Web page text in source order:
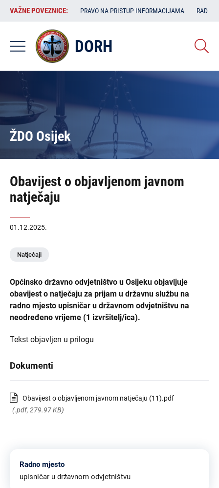
Skoči
sadržaj
VAŽNE
POVEZNICE:
VAŽNE POVEZNICE: PRAVO NA PRISTUP INFORMACIJAMA RAD
DORH
ŽDO Osijek
Obavijest o objavljenom javnom
natječaju
01.12.2025.
Natječaji
Općinsko državno odvjetništvo u Osijeku objavljuje
obavijest o natječaju za prijam u državnu službu na
radno mjesto upisničar u državnom odvjetništvu na
neodređeno vrijeme (1 izvršitelj/ica).
Tekst objavljen u prilogu
Dokumenti
Obavijest o objavljenom javnom natječaju (11).pdf
(.pdf, 279.97 KB)
Radno mjesto
upisničar u državnom odvjetništvu